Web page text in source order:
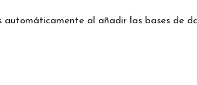
automáticamente al añadir las bases de